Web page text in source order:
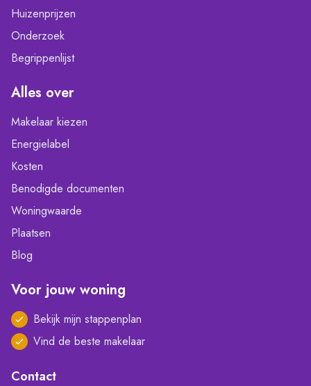
Huizenprijzen
Onderzoek
Begrippenlijst
Alles over
Makelaar kiezen
Energielabel
Kosten
Benodigde documenten
Woningwaarde
Plaatsen
Blog
Voor jouw woning
Bekijk mijn stappenplan
Vind de beste makelaar
Contact